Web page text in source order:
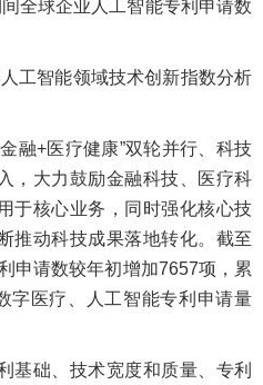
全球企业人工智能专利申请数
工智能领域技术创新指数分析
融+医疗健康”双轮并行、科技
，大力鼓励金融科技、医疗科
于核心业务，同时强化核心技
推动科技成果落地转化。截至
申请数较年初增加7657项，累
字医疗、人工智能专利申请量
基础、技术宽度和质量、专利